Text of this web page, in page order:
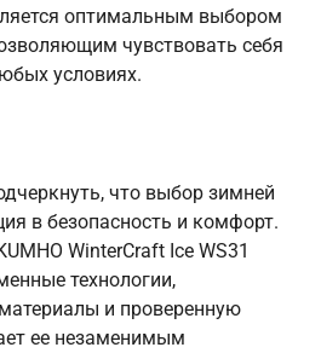
оптимальным выбором
чувствовать себя
условиях.
что выбор зимней
в безопасность и комфорт.
WinterCraft Ice WS31
технологии,
и проверенную
ее незаменимым